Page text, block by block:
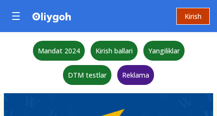
Kirish
Mandat 2024 Kirish ballari Yangiliklar
DTM testlar Reklama